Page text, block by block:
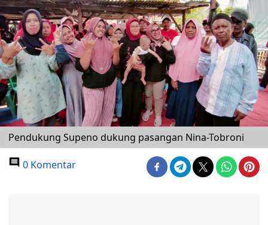
Pendukung Supeno dukung pasangan Nina-Tobroni
0 Komentar